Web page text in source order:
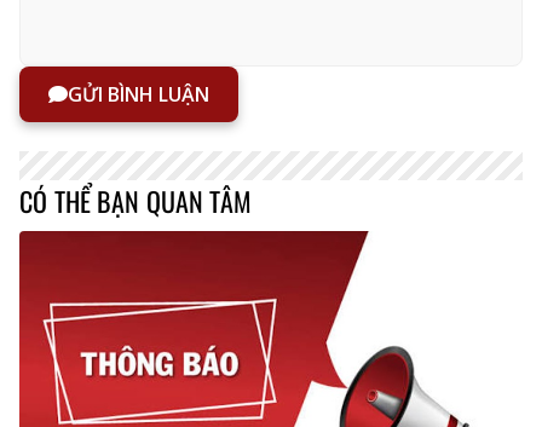
GỬI BÌNH LUẬN
CÓ THỂ BẠN QUAN TÂM